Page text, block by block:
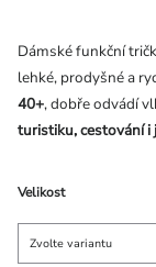
Velikost
Dámské funkční
lehké, prodyšné a
40+, dobře odvádí
turistiku, cestování